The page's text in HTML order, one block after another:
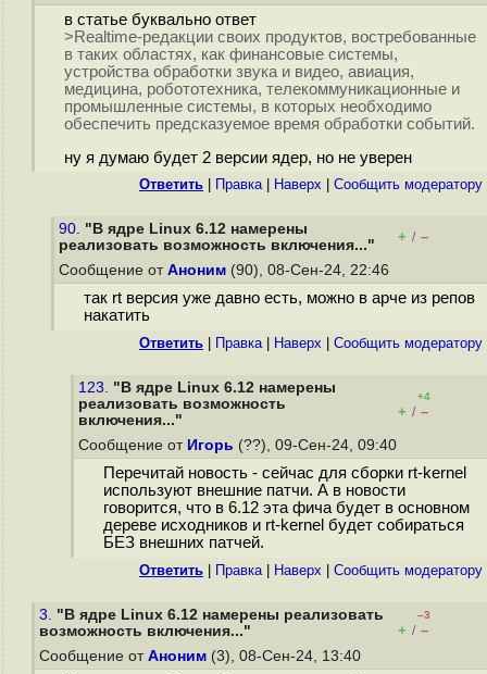
в статье буквально ответ
>Realtime-редакции своих продуктов, востребованные
в таких областях, как финансовые системы,
устройства обработки звука и видео, авиация,
медицина, робототехника, телекоммуникационные и
промышленные системы, в которых необходимо
обеспечить предсказуемое время обработки событий.
ну я думаю будет 2 версии ядер, но не уверен
Ответить Правка| Наверх Cообщить модератору
90. "В ядре Linux 6.12 намерены
реализовать возможность включения..."
+ / –
Сообщение от Аноним (90), 08-Сен-24, 22:46
так rt версия уже давно есть, можно в арче из репов
накатить
Ответить Правка| Наверх Cообщить модератору
123. "В ядре Linux 6.12 намерены
реализовать возможность
включения..."
+4
+ / –
Сообщение от Игорь (??), 09-Сен-24, 09:40
Перечитай новость - сейчас для сборки rt-kernel
используют внешние патчи. А в новости
говорится, что в 6.12 эта фича будет в основном
дереве исходников и rt-kernel будет собираться
БЕЗ внешних патчей.
Ответить Правка| Наверх Cообщить модератору
3. "В ядре Linux 6.12 намерены реализовать
возможность включения..."
–3
+ / –
Сообщение от Аноним (3), 08-Сен-24, 13:40